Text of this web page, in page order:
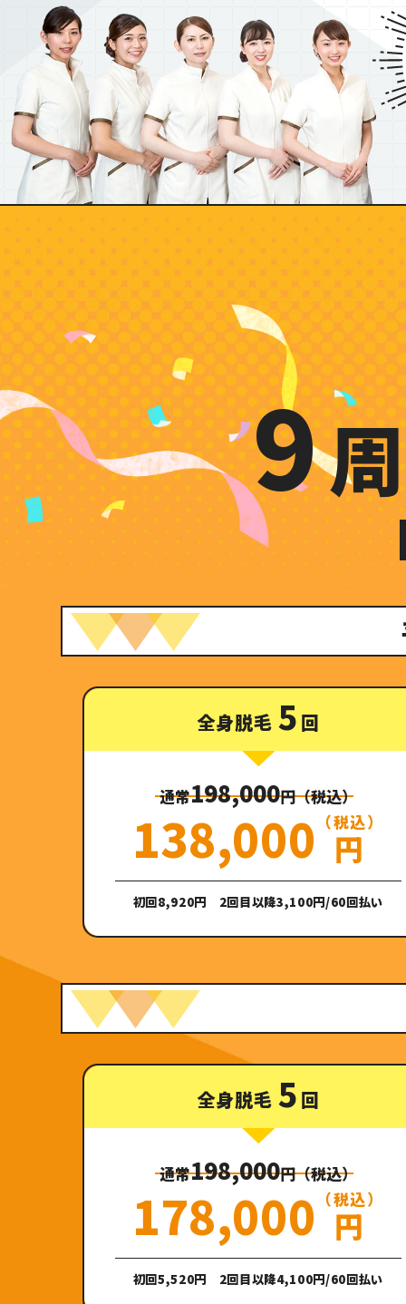
9
全身脱毛 5 回
通常198,000円（税込）
138,000 （税込）
円
初回8,920円 2回目以降3,100円/60回払い
全身脱毛 5 回
通常198,000円（税込）
178,000 （税込）
円
初回5,520円 2回目以降4,100円/60回払い